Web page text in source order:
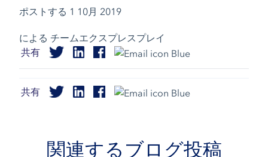
ポストする 1 10月 2019
による チームエクスプレスプレイ
共有
共有
関連するブログ投稿